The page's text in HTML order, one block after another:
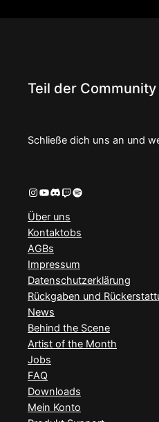
Teil der
Schließe dich uns an und
Instagram YouTube Discord Twitch Spotify
Über uns
Kontaktobs
AGBs
Impressum
Datenschutzerklärung
Rückgaben und
News
Behind the Scene
Artist of the Month
Jobs
FAQ
Downloads
Mein Konto